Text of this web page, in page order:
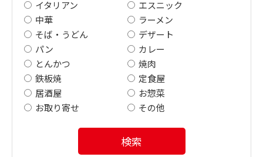
イタリアン
エスニック
中華
ラーメン
そば・うどん
デザート
パン
カレー
とんかつ
焼肉
鉄板焼
定食屋
居酒屋
お惣菜
お取り寄せ
その他
検索